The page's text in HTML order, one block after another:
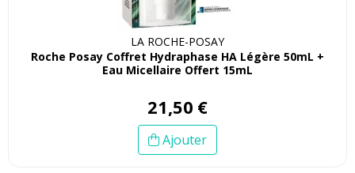
LA ROCHE-POSAY
Roche Posay Coffret Hydraphase HA Légère 50mL +
Eau Micellaire Offert 15mL
21,50 €
Ajouter